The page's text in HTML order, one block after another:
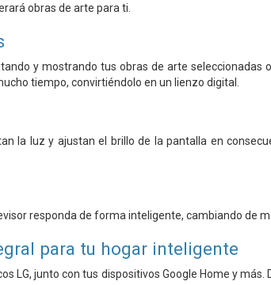
obras de arte para ti.
y mostrando tus obras de arte seleccionadas
tiempo, convirtiéndolo en un lienzo digital.
la luz y ajustan el brillo de la pantalla en
responda de forma inteligente, cambiando de
para tu hogar inteligente
LG, junto con tus dispositivos Google Home y